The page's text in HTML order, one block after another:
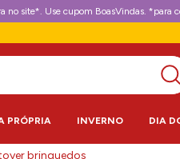
no site*. Use cupom BoasVindas. *para
PRÓPRIA INVERNO DIA
brinquedos